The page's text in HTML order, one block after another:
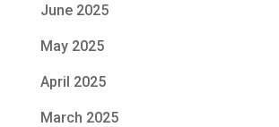
June 2025
May 2025
April 2025
March 2025